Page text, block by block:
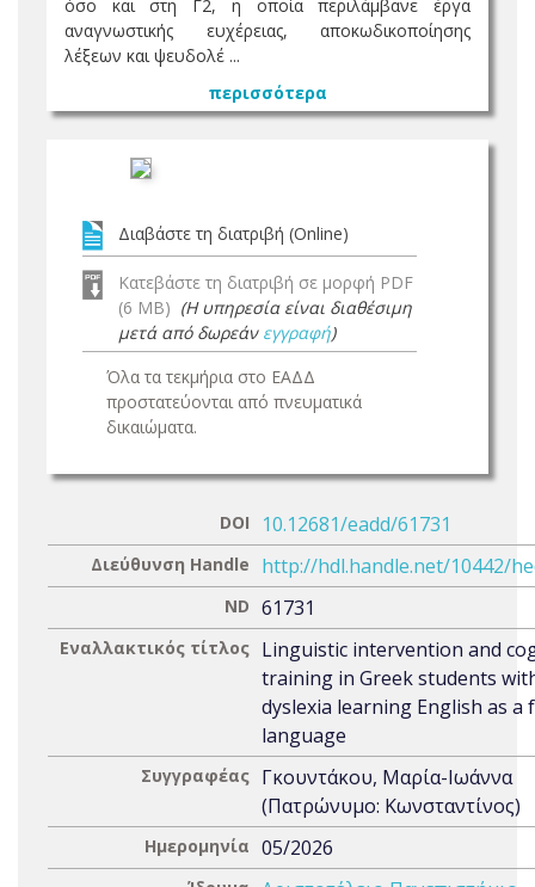
όσο και στη Γ2, η οποία περιλάμβανε έργα
αναγνωστικής ευχέρειας, αποκωδικοποίησης
λέξεων και ψευδολέ ...
περισσότερα
Διαβάστε τη διατριβή (Online)
Κατεβάστε τη διατριβή σε μορφή PDF
(6 MB) (Η υπηρεσία είναι διαθέσιμη
μετά από δωρεάν εγγραφή)
Όλα τα τεκμήρια στο ΕΑΔΔ
προστατεύονται από πνευματικά
δικαιώματα.
DOI 10.12681/eadd/61731
Διεύθυνση Handle http://hdl.handle.net/10442/
ND 61731
Εναλλακτικός τίτλος Linguistic intervention and
training in Greek students
dyslexia learning English as a
language
Συγγραφέας Γκουντάκου, Μαρία-Ιωάννα
(Πατρώνυμο: Κωνσταντίνος)
Ημερομηνία 05/2026